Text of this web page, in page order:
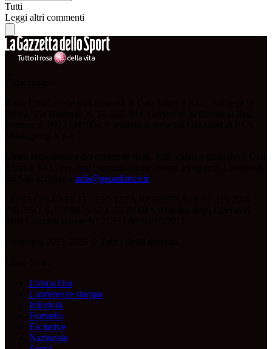
Tutti
Leggi altri commenti
info@geoeditrice.it
Ultima Ora
Conferenze stampa
Infortuni
Formello
Esclusive
Nazionale